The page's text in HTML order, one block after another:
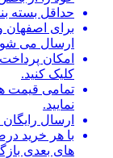
حداقل بسته بندی
برای
ارسال می
امکان
کلیک کنید.
تمامی قیمت
نمایید.
ارسال رایگان ویژه خرید
با هر خرید
های بعدی